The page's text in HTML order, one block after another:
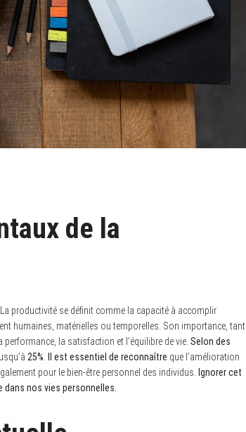
de la
La productivité se définit comme la capacité à accomplir
humaines, matérielles ou temporelles. Son importance, tant
la satisfaction et l’équilibre de vie. Selon des
25% Il est essentiel de reconnaître que l’amélioration
pour le bien-être personnel des individus.
Ignorer cet
nos vies personnelles.